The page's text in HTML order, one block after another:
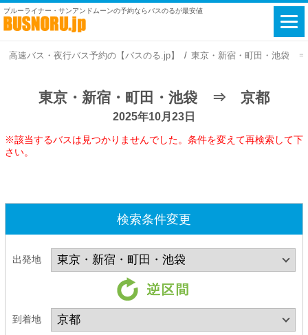
ブルーライナー・サンアンドムーンの予約ならバスのるが最安値
高速バス・夜行バス予約の【バスのる.jp】 東京・新宿・町田・池袋
東京・新宿・町田・池袋 ⇒ 京都
2025年10月23日
※該当するバスは見つかりませんでした。条件を変えて再検索して下
さい。
検索条件変更
出発地
到着地